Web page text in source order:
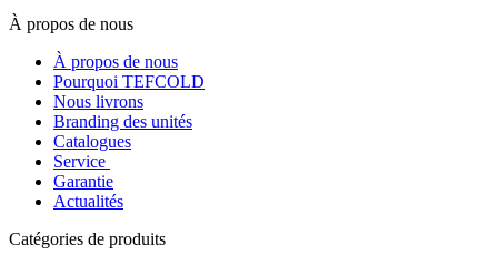
À propos de nous
À propos de nous
Pourquoi TEFCOLD
Nous livrons
Branding des unités
Catalogues
Service
Garantie
Actualités
Catégories de produits